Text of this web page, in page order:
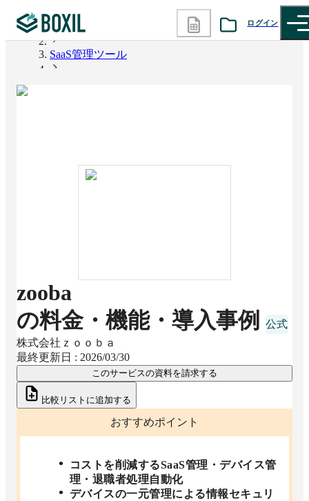
ログイン
カテゴリから探す
BOXILの使い方ガイド
BOXIL
SaaS管理ツール
zooba
の料金・機能・導入事例
株式会社ｚｏｏｂａ
最終更新日 : 2026/03/30
このサービスの資料を請求する
比較リストに追加する
おすすめポイント
コストを削減するSaaS管理・デバイス管
理・退職者処理自動化
デバイスの一元管理による情報セキュリ